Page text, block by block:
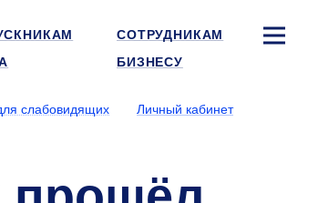
СОТРУДНИКАМ
БИЗНЕСУ
слабовидящих
Личный кабинет